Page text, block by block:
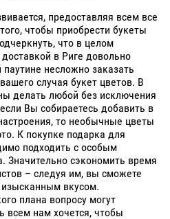
предоставляя всем все
чтобы приобрести букеты
что в целом
в Риге довольно
несложно заказать
случая букет цветов. В
делать любой без исключения
Вы собираетесь добавить в
то необычные цветы
К покупке подарка для
подходить с особым
Значительно сэкономить время
– следуя им, вы сможете
изысканным вкусом.
плана вопросу могут
всем нам хочется, чтобы